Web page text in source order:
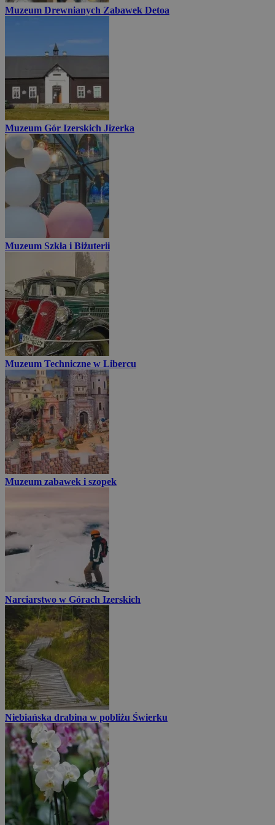
Muzeum Drewnianych Zabawek Detoa
Muzeum Gór Izerskich Jizerka
Muzeum Szkła i Biżuterii
Muzeum Techniczne w Libercu
Muzeum zabawek i szopek
Narciarstwo w Górach Izerskich
Niebiańska drabina w pobliżu Świerku